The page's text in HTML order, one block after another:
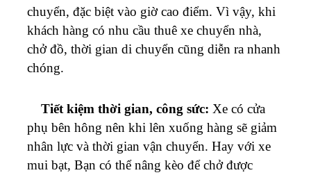
chuyển, đặc biệt vào giờ cao điểm. Vì vậy, khi
khách hàng có nhu cầu thuê xe chuyển nhà,
chở đồ, thời gian di chuyển cũng diễn ra nhanh
chóng.
Tiết kiệm thời gian, công sức: Xe có cửa
phụ bên hông nên khi lên xuống hàng sẽ giảm
nhân lực và thời gian vận chuyển. Hay với xe
mui bạt, Bạn có thể nâng kèo để chở được